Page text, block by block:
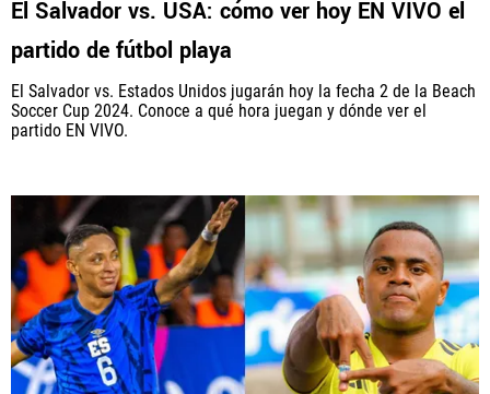
El Salvador vs. USA: cómo ver hoy EN VIVO el
partido de fútbol playa
El Salvador vs. Estados Unidos jugarán hoy la fecha 2 de la Beach
Soccer Cup 2024. Conoce a qué hora juegan y dónde ver el
partido EN VIVO.